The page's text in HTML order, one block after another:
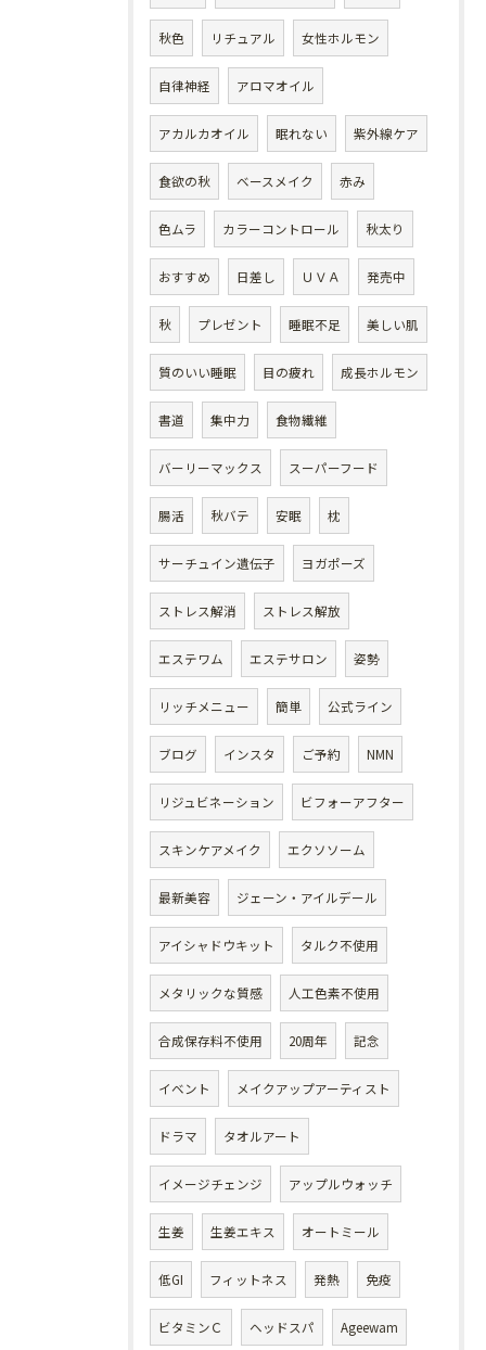
秋色 リチュアル 女性ホルモン
自律神経 アロマオイル
アカルカオイル 眠れない 紫外線ケア
食欲の秋 ベースメイク 赤み
色ムラ カラーコントロール 秋太り
おすすめ 日差し ＵＶＡ 発売中
秋 プレゼント 睡眠不足 美しい肌
質のいい睡眠 目の疲れ 成長ホルモン
書道 集中力 食物繊維
バーリーマックス スーパーフード
腸活 秋バテ 安眠 枕
サーチュイン遺伝子 ヨガポーズ
ストレス解消 ストレス解放
エステワム エステサロン 姿勢
リッチメニュー 簡単 公式ライン
ブログ インスタ ご予約 NMN
リジュビネーション ビフォーアフター
スキンケアメイク エクソソーム
最新美容 ジェーン・アイルデール
アイシャドウキット タルク不使用
メタリックな質感 人工色素不使用
合成保存料不使用 20周年 記念
イベント メイクアップアーティスト
ドラマ タオルアート
イメージチェンジ アップルウォッチ
生姜 生姜エキス オートミール
低GI フィットネス 発熱 免疫
ビタミンＣ ヘッドスパ Ageewam